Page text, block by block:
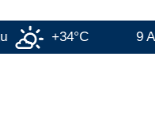
+34°C